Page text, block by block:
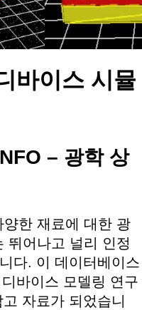
바이스 시뮬
– 광학 상
양한 재료에 대한 광
뛰어나고 널리 인정
다. 이 데이터베이스
바이스 모델링 연구
자료가 되었습니